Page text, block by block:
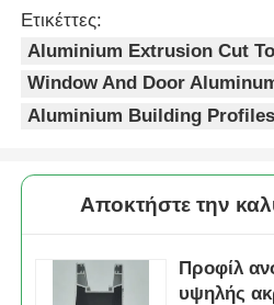
Ετικέττες:
Aluminium Extrusion Cut
Window And Door
Aluminium Building Profiles
Αποκτήστε την
Προφίλ
υψηλής